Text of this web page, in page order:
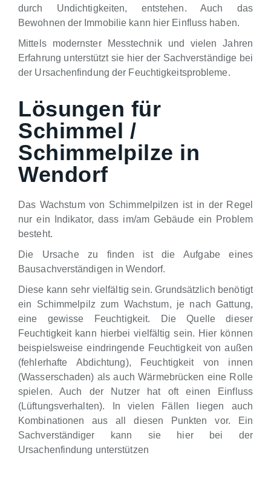
durch Undichtigkeiten, entstehen. Auch das
Bewohnen der Immobilie kann hier Einfluss haben.
Mittels modernster Messtechnik und vielen Jahren
Erfahrung unterstützt sie hier der Sachverständige bei
der Ursachenfindung der Feuchtigkeitsprobleme.
Lösungen für
Schimmel /
Schimmelpilze in
Wendorf
Das Wachstum von Schimmelpilzen ist in der Regel
nur ein Indikator, dass im/am Gebäude ein Problem
besteht.
Die Ursache zu finden ist die Aufgabe eines
Bausachverständigen in Wendorf.
Diese kann sehr vielfältig sein. Grundsätzlich benötigt
ein Schimmelpilz zum Wachstum, je nach Gattung,
eine gewisse Feuchtigkeit. Die Quelle dieser
Feuchtigkeit kann hierbei vielfältig sein. Hier können
beispielsweise eindringende Feuchtigkeit von außen
(fehlerhafte Abdichtung), Feuchtigkeit von innen
(Wasserschaden) als auch Wärmebrücken eine Rolle
spielen. Auch der Nutzer hat oft einen Einfluss
(Lüftungsverhalten). In vielen Fällen liegen auch
Kombinationen aus all diesen Punkten vor. Ein
Sachverständiger kann sie hier bei der
Ursachenfindung unterstützen